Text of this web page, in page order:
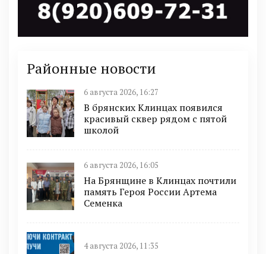
Районные новости
6 августа 2026, 16:27
В брянских Клинцах появился
красивый сквер рядом с пятой
школой
6 августа 2026, 16:05
На Брянщине в Клинцах почтили
память Героя России Артема
Семенка
4 августа 2026, 11:35